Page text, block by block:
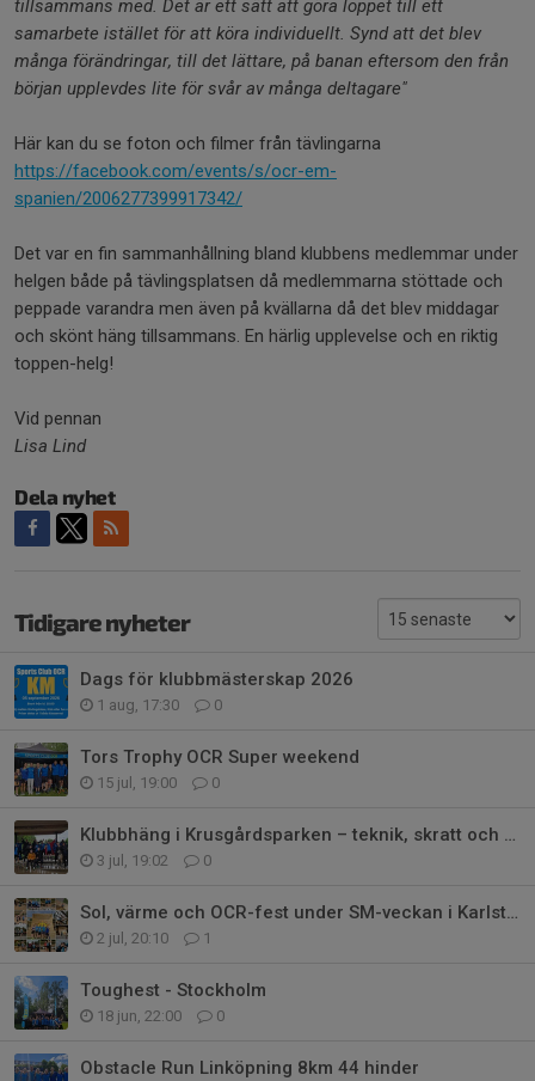
tillsammans med. Det är ett sätt att göra loppet till ett
samarbete istället för att köra individuellt. Synd att det blev
många förändringar, till det lättare, på banan eftersom den från
början upplevdes lite för svår av många deltagare"
Här kan du se foton och filmer från tävlingarna
https://facebook.com/events/s/ocr-em-
spanien/2006277399917342/
Det var en fin sammanhållning bland klubbens medlemmar under
helgen både på tävlingsplatsen då medlemmarna stöttade och
peppade varandra men även på kvällarna då det blev middagar
och skönt häng tillsammans. En härlig upplevelse och en riktig
toppen-helg!
Vid pennan
Lisa Lind
Dela nyhet
Tidigare nyheter
Dags för klubbmästerskap 2026
1 aug, 17:30 0
Tors Trophy OCR Super weekend
15 jul, 19:00 0
Klubbhäng i Krusgårdsparken – teknik, skratt och tuff träning i regnet igen
3 jul, 19:02 0
Sol, värme och OCR-fest under SM-veckan i Karlstad
2 jul, 20:10 1
Toughest - Stockholm
18 jun, 22:00 0
Obstacle Run Linköpning 8km 44 hinder